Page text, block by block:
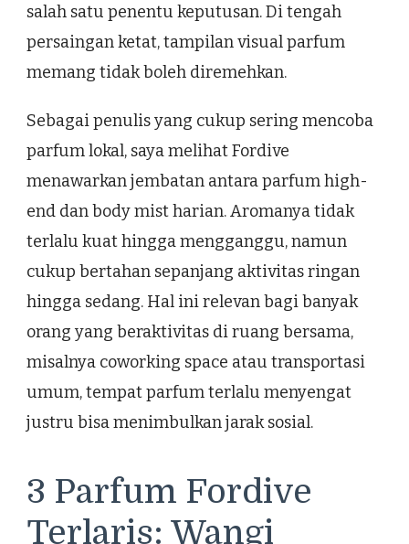
salah satu penentu keputusan. Di tengah
persaingan ketat, tampilan visual parfum
memang tidak boleh diremehkan.
Sebagai penulis yang cukup sering mencoba
parfum lokal, saya melihat Fordive
menawarkan jembatan antara parfum high-
end dan body mist harian. Aromanya tidak
terlalu kuat hingga mengganggu, namun
cukup bertahan sepanjang aktivitas ringan
hingga sedang. Hal ini relevan bagi banyak
orang yang beraktivitas di ruang bersama,
misalnya coworking space atau transportasi
umum, tempat parfum terlalu menyengat
justru bisa menimbulkan jarak sosial.
3 Parfum Fordive
Terlaris: Wangi